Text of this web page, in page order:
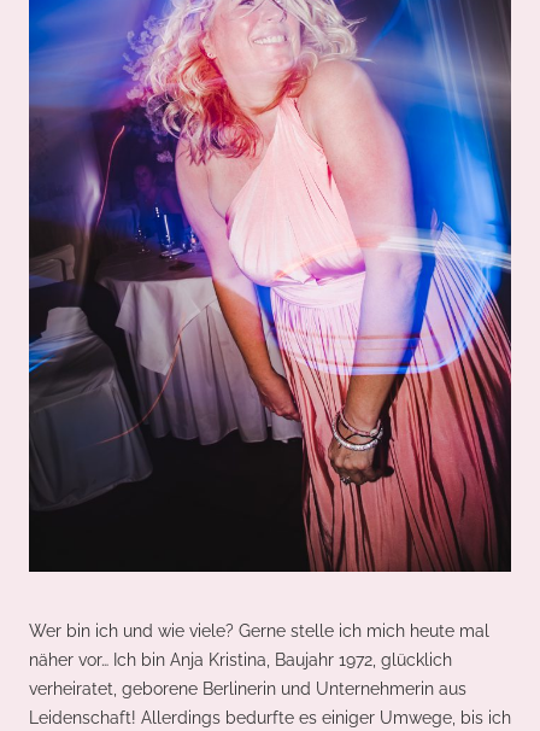
Wer bin ich und wie viele? Gerne stelle ich mich heute mal
näher vor… Ich bin Anja Kristina, Baujahr 1972, glücklich
verheiratet, geborene Berlinerin und Unternehmerin aus
Leidenschaft! Allerdings bedurfte es einiger Umwege, bis ich